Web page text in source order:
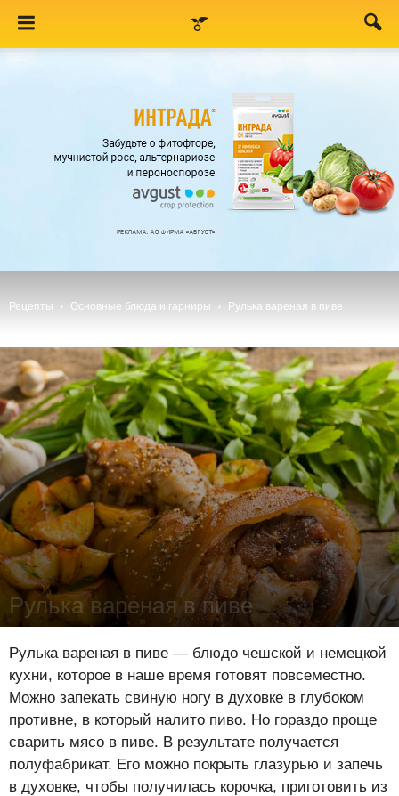
Рецепты Основные блюда и гарниры Рулька вареная в пиве
Рулька вареная в пиве
Рулька вареная в пиве — блюдо чешской и немецкой
кухни, которое в наше время готовят повсеместно.
Можно запекать свиную ногу в духовке в глубоком
противне, в который налито пиво. Но гораздо проще
сварить мясо в пиве. В результате получается
полуфабрикат. Его можно покрыть глазурью и запечь
в духовке, чтобы получилась корочка, приготовить из